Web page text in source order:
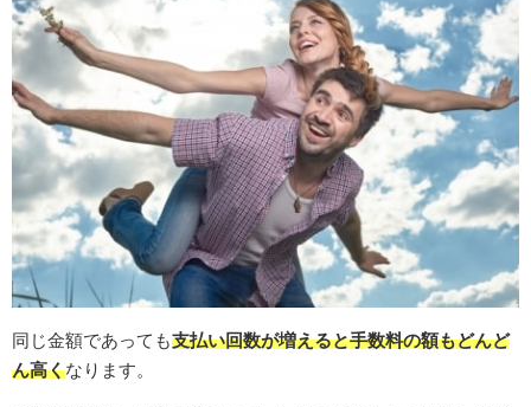
同じ金額であっても支払い回数が増えると手数料の額もどんど
ん高くなります。